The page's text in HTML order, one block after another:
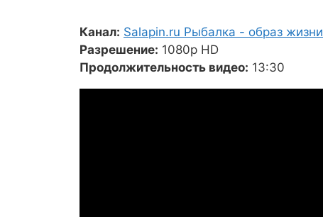
Канал: Salapin.ru Рыбалка - образ жизни
Разрешение: 1080p HD
Продолжительность видео: 13:30